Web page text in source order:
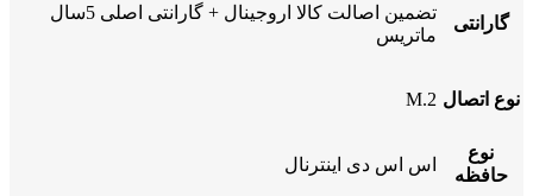
گارانتی
تضمین اصالت کالا اروجینال + گارانتی اصلی 5سال
ماتریس
نوع اتصال M.2
نوع
حافظه
اس اس دی اینترنال